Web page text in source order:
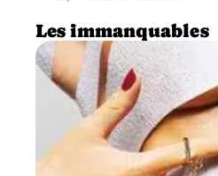
Les immanquables